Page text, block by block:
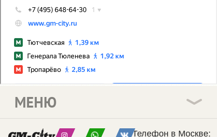
МЕНЮ
Телефон в Москве: